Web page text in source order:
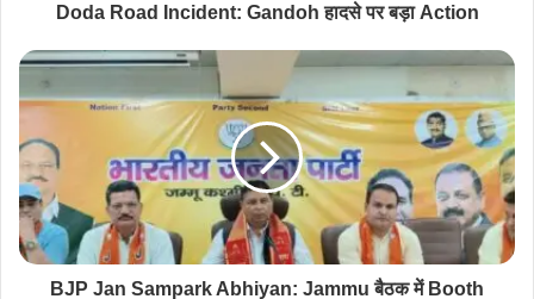
Doda Road Incident: Gandoh हादसे पर बड़ा Action
BJP Jan Sampark Abhiyan: Jammu बैठक में Booth